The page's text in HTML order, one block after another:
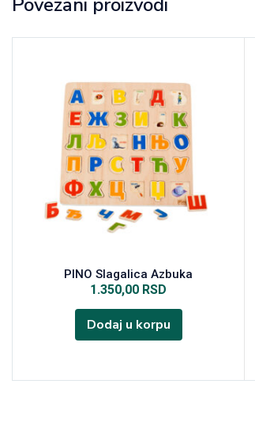
PINO Slagalica Azbuka
1.350,00 RSD
Dodaj u korpu